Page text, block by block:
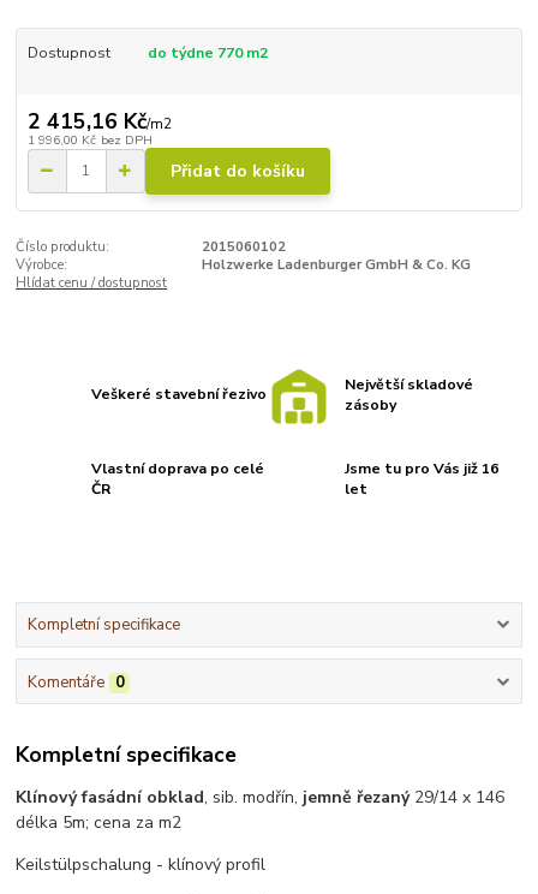
Dostupnost do týdne 770 m2
2 415,16 Kč/m2
1 996,00 Kč bez DPH
Přidat do košíku
Číslo produktu:
2015060102
Výrobce:
Holzwerke Ladenburger GmbH & Co. KG
Hlídat cenu / dostupnost
Veškeré stavební řezivo
Největší skladové
zásoby
Vlastní doprava po celé
ČR
Jsme tu pro Vás již 16
let
Kompletní specifikace
Komentáře 0
Kompletní specifikace
Klínový fasádní obklad, sib. modřín, jemně řezaný29/14 x 146
délka 5m; cena za m2
Keilstülpschalung - klínový profil